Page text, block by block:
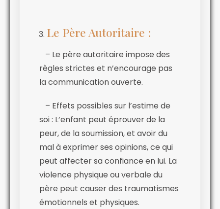
Le Père Autoritaire :
– Le père autoritaire impose des
règles strictes et n’encourage pas
la communication ouverte.
– Effets possibles sur l’estime de
soi : L’enfant peut éprouver de la
peur, de la soumission, et avoir du
mal à exprimer ses opinions, ce qui
peut affecter sa confiance en lui. La
violence physique ou verbale du
père peut causer des traumatismes
émotionnels et physiques.